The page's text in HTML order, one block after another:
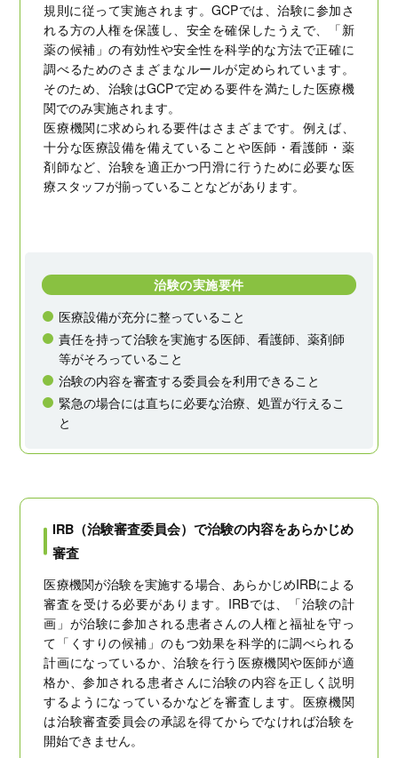
規則に従って実施されます。GCPでは、治験に参加さ
れる方の人権を保護し、安全を確保したうえで、「新
薬の候補」の有効性や安全性を科学的な方法で正確に
調べるためのさまざまなルールが定められています。
そのため、治験はGCPで定める要件を満たした医療機
関でのみ実施されます。
医療機関に求められる要件はさまざまです。例えば、
十分な医療設備を備えていることや医師・看護師・薬
剤師など、治験を適正かつ円滑に行うために必要な医
療スタッフが揃っていることなどがあります。
治験の実施要件
医療設備が充分に整っていること
責任を持って治験を実施する医師、看護師、薬剤師
等がそろっていること
治験の内容を審査する委員会を利用できること
緊急の場合には直ちに必要な治療、処置が行えるこ
と
IRB（治験審査委員会）で治験の内容をあらかじめ
審査
医療機関が治験を実施する場合、あらかじめIRBによる
審査を受ける必要があります。IRBでは、「治験の計
画」が治験に参加される患者さんの人権と福祉を守っ
て「くすりの候補」のもつ効果を科学的に調べられる
計画になっているか、治験を行う医療機関や医師が適
格か、参加される患者さんに治験の内容を正しく説明
するようになっているかなどを審査します。医療機関
は治験審査委員会の承認を得てからでなければ治験を
開始できません。